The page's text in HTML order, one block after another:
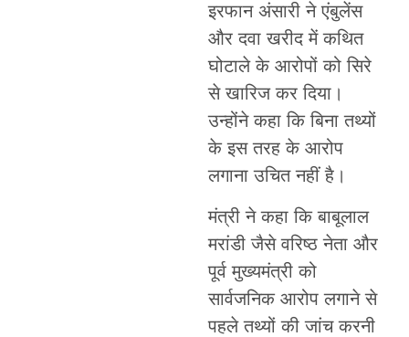
इरफान अंसारी ने एंबुलेंस
और दवा खरीद में कथित
घोटाले के आरोपों को सिरे
से खारिज कर दिया।
उन्होंने कहा कि बिना तथ्यों
के इस तरह के आरोप
लगाना उचित नहीं है।
मंत्री ने कहा कि बाबूलाल
मरांडी जैसे वरिष्ठ नेता और
पूर्व मुख्यमंत्री को
सार्वजनिक आरोप लगाने से
पहले तथ्यों की जांच करनी